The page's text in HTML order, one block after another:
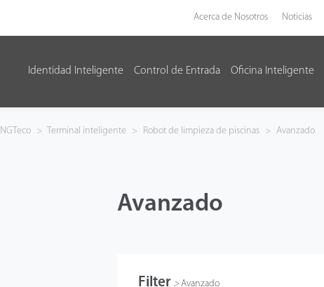
Acerca de Nosotros Noticias
Identidad Inteligente Control de Entrada Oficina Inteligente
NGTeco > Terminal inteligente > Robot de limpieza de piscinas > Avanzado
Avanzado
Filter > Avanzado